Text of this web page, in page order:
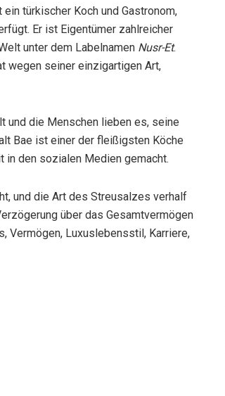
türkischer Koch und Gastronom,
Er ist Eigentümer zahlreicher
unter dem Labelnamen Nusr-Et.
wegen seiner einzigartigen Art,
und die Menschen lieben es, seine
Bae ist einer der fleißigsten Köche
in den sozialen Medien gemacht.
und die Art des Streusalzes verhalf
über das Gesamtvermögen
Vermögen, Luxuslebensstil, Karriere,